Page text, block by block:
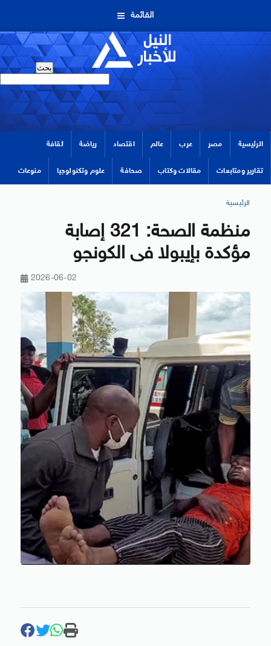
القائمة
الرئيسية مصر عرب عالم اقتصاد رياضة ثقافة
تقارير ومتابعات مقالات وكتاب صحافة علوم وتكنولوجيا منوعات
الرئيسية
منظمة الصحة: 321 إصابة
مؤكدة بإيبولا فى الكونجو
2026-06-02